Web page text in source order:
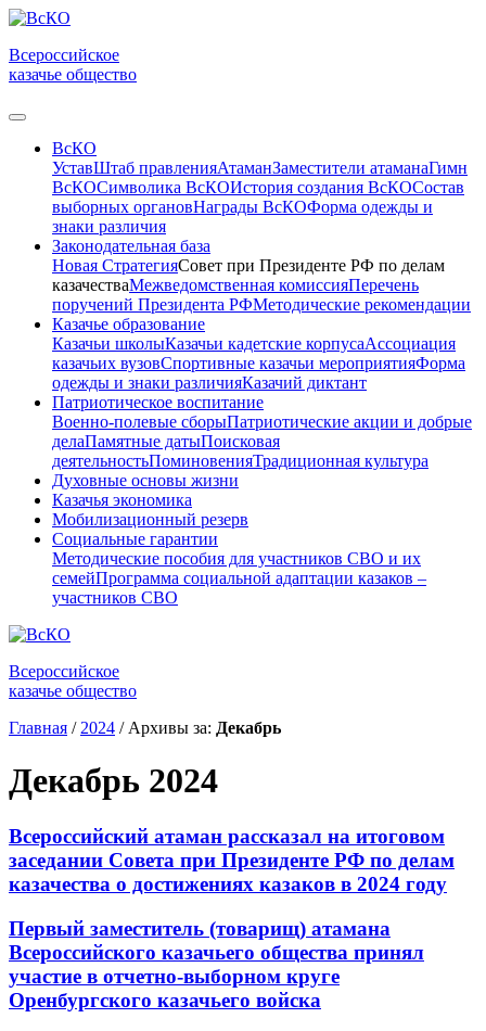
Всероссийское
казачье общество
ВсКО
УставШтаб правленияАтаманЗаместители атаманаГимн
ВсКОСимволика ВсКОИстория создания ВсКОСостав
выборных органовНаграды ВсКОФорма одежды и
знаки различия
Законодательная база
Новая СтратегияСовет при Президенте РФ по делам
казачестваМежведомственная комиссияПеречень
поручений Президента РФМетодические рекомендации
Казачье образование
Казачьи школыКазачьи кадетские корпусаАссоциация
казачьих вузовСпортивные казачьи мероприятияФорма
одежды и знаки различияКазачий диктант
Патриотическое воспитание
Военно-полевые сборыПатриотические акции и добрые
делаПамятные датыПоисковая
деятельностьПоминовенияТрадиционная культура
Духовные основы жизни
Казачья экономика
Мобилизационный резерв
Социальные гарантии
Методические пособия для участников СВО и их
семейПрограмма социальной адаптации казаков –
участников СВО
Всероссийское
казачье общество
Главная / 2024 /Архивы за: Декабрь
Декабрь 2024
Всероссийский атаман рассказал на итоговом
заседании Совета при Президенте РФ по делам
казачества о достижениях казаков в 2024 году
Первый заместитель (товарищ) атамана
Всероссийского казачьего общества принял
участие в отчетно-выборном круге
Оренбургского казачьего войска